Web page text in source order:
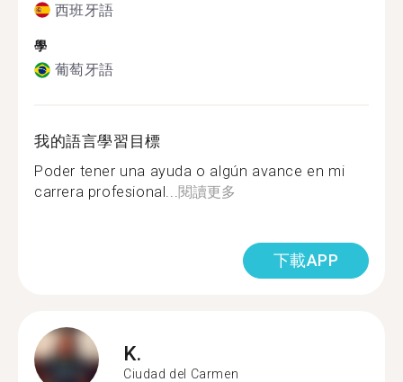
西班牙語
學
葡萄牙語
我的語言學習目標
Poder tener una ayuda o algún avance en mi
carrera profesional...閱讀更多
下載APP
K.
Ciudad del Carmen